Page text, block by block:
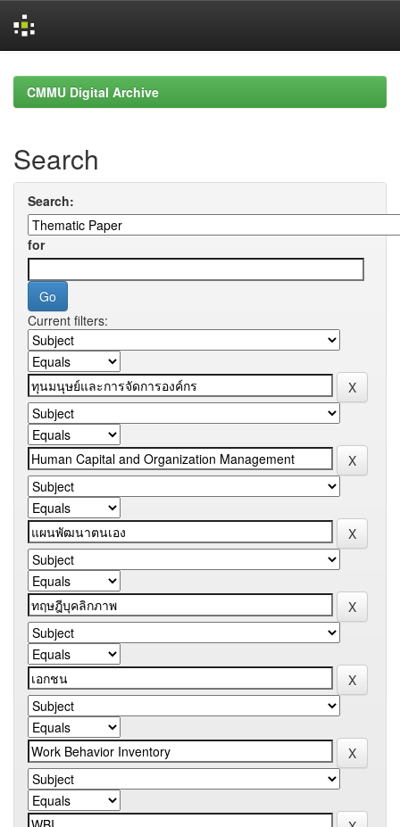
navigationCMMU Digital Archive
Search
Search:
for
Current filters: